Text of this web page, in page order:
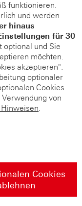
funktionieren.
und werden
hinaus
für 30
optional und Sie
möchten.
akzeptieren".
optionaler
Cookies
von
.
Cookies